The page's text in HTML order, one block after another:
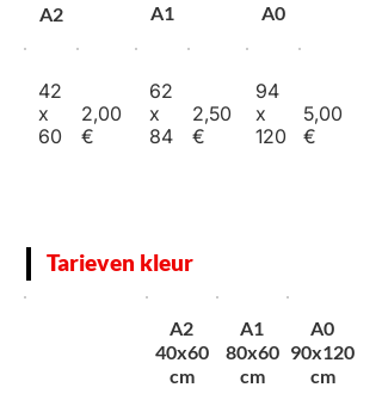
42
x
60
2,00
€
62
x
84
2,50
€
94
x
120
5,00
€
A2 A1 A0
Tarieven kleur
A2
40x60
cm
A1
80x60
cm
A0
90x120
cm